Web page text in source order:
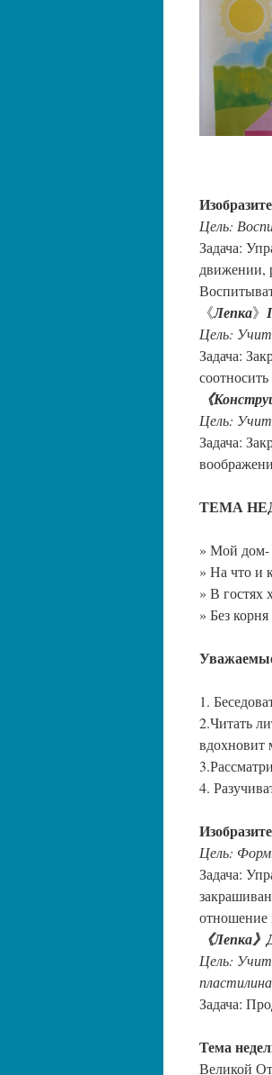
Цель:
Задача:
движении,
《Лепка》
Цель:
Задача:
соотносить
《
Цель:
Задача:
ТЕМА
» Мой дом-
» На что и
» В гостях
» Без
1.
2.Читать
вдохновит
4.
Цель:
Задача:
отношение
《Лепка
Цель: Учит
Задача:
Тема
Великой